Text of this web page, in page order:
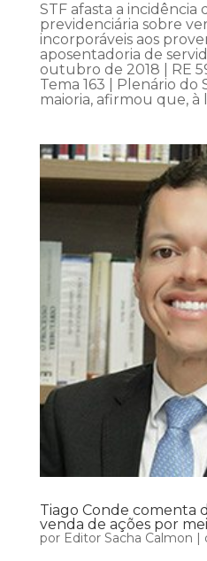
STF afasta a
previdenciária sobre
incorporáveis aos
aposentadoria de
outubro de 2018 | RE
Tema 163 | Plenário do
maioria, afirmou que, à
Tiago Conde comenta
venda de ações por
por Editor Sacha Calmon |